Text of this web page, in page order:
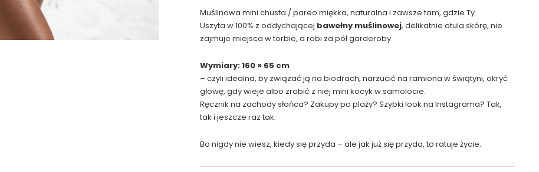
Muślinowa mini chusta / pareo miękka, naturalna i zawsze tam, gdzie Ty.
Uszyta w 100% z oddychającej bawełny muślinowej, delikatnie otula skórę, nie
zajmuje miejsca w torbie, a robi za pół garderoby.
Wymiary: 160 × 65 cm
– czyli idealna, by związać ją na biodrach, narzucić na ramiona w świątyni, okryć
głowę, gdy wieje albo zrobić z niej mini kocyk w samolocie.
Ręcznik na zachody słońca? Zakupy po plaży? Szybki look na Instagrama? Tak,
tak i jeszcze raz tak.
Bo nigdy nie wiesz, kiedy się przyda – ale jak już się przyda, to ratuje życie.